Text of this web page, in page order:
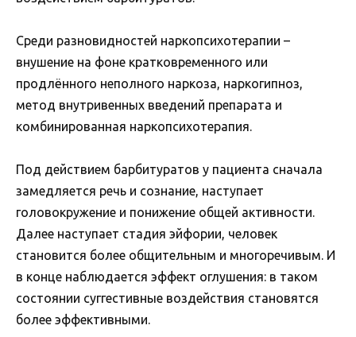
Среди разновидностей наркопсихотерапии –
внушение на фоне кратковременного или
продлённого неполного наркоза, наркогипноз,
метод внутривенных введений препарата и
комбинированная наркопсихотерапия.
Под действием барбитуратов у пациента сначала
замедляется речь и сознание, наступает
головокружение и понижение общей активности.
Далее наступает стадия эйфории, человек
становится более общительным и многоречивым. И
в конце наблюдается эффект оглушения: в таком
состоянии суггестивные воздействия становятся
более эффективными.